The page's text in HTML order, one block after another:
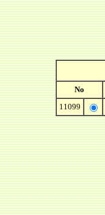
No
11099